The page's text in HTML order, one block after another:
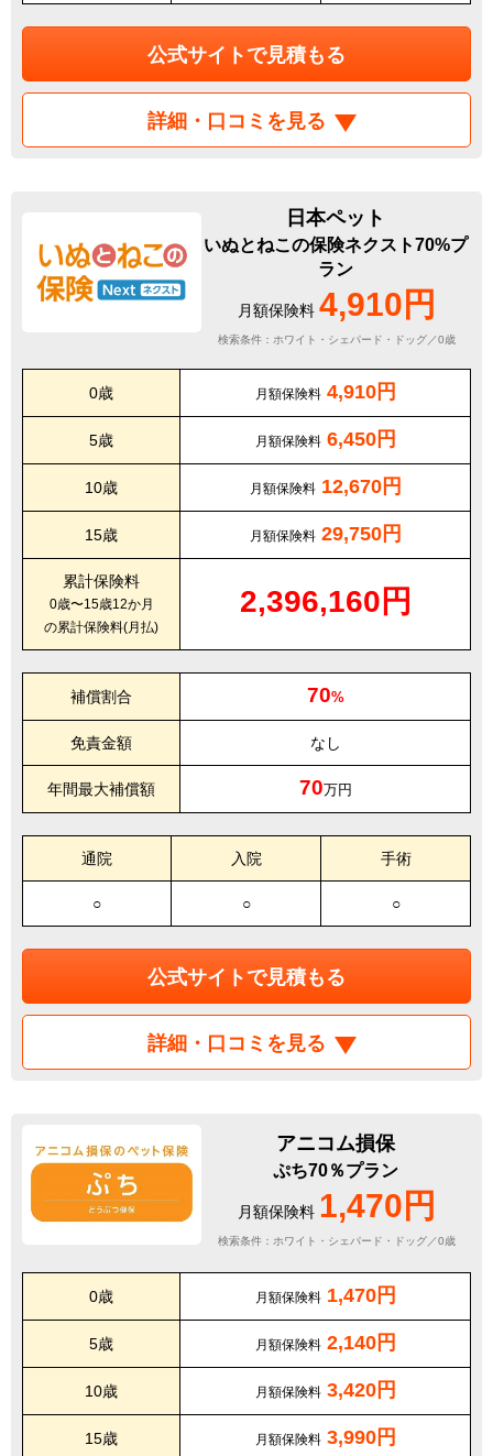
公式サイトで見積もる
詳細・口コミを見る
日本ペット
いぬとねこの保険ネクスト70%プ
ラン
月額保険料 4,910円
検索条件：ホワイト・シェパード・ドッグ／0歳
0歳 月額保険料 4,910円
5歳 月額保険料 6,450円
10歳 月額保険料 12,670円
15歳 月額保険料 29,750円
累計保険料
0歳〜15歳12か月
の累計保険料(月払)
2,396,160円
補償割合 70%
免責金額 なし
年間最大補償額 70万円
通院 入院 手術
○ ○ ○
公式サイトで見積もる
詳細・口コミを見る
アニコム損保
ぷち70％プラン
月額保険料 1,470円
検索条件：ホワイト・シェパード・ドッグ／0歳
0歳 月額保険料 1,470円
5歳 月額保険料 2,140円
10歳 月額保険料 3,420円
15歳 月額保険料 3,990円